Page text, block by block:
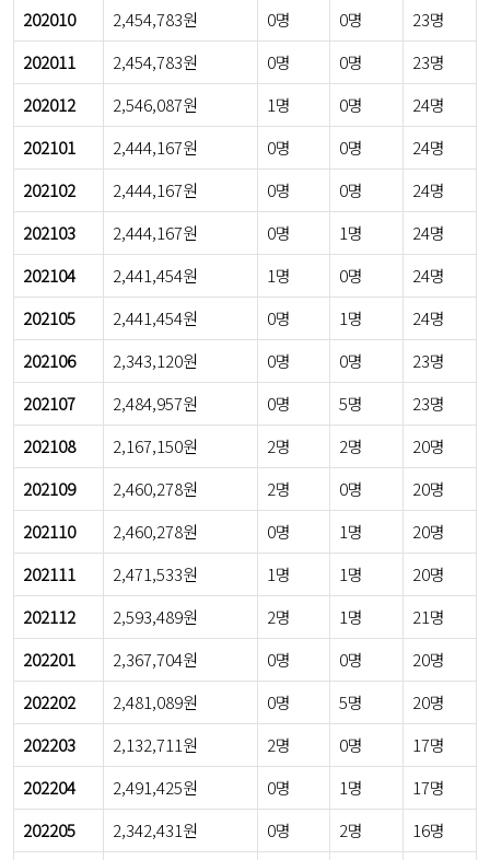
202010
2,454,783원 0명 0명
23명
202011
2,454,783원 0명 0명
23명
202012
2,546,087원 1명 0명
24명
202101
2,444,167원 0명 0명
24명
202102
2,444,167원 0명 0명
24명
202103
2,444,167원 0명 1명
24명
202104
2,441,454원 1명 0명
24명
202105
2,441,454원 0명 1명
24명
202106
2,343,120원 0명 0명
23명
202107
2,484,957원 0명 5명
23명
202108
2,167,150원 2명 2명
20명
202109
2,460,278원 2명 0명
20명
202110
2,460,278원 0명 1명
20명
202111
2,471,533원 1명 1명
20명
202112
2,593,489원 2명 1명
21명
202201
2,367,704원 0명 0명
20명
202202
2,481,089원 0명 5명
20명
202203
2,132,711원 2명 0명
17명
202204
2,491,425원 0명 1명
17명
202205
2,342,431원 0명 2명
16명